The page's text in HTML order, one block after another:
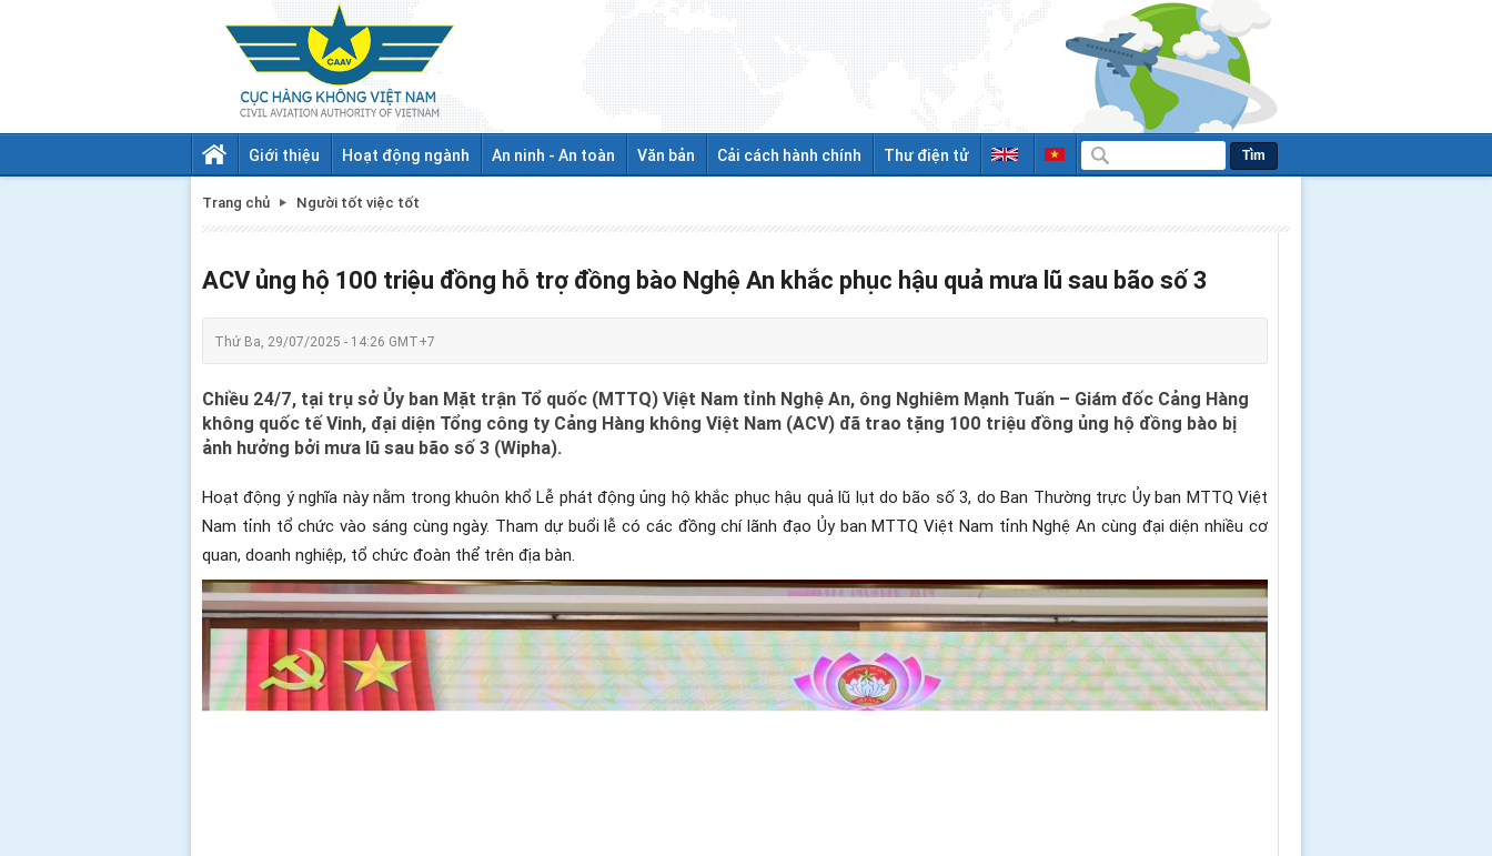
Giới thiệu Hoạt động ngành An ninh - An toàn Văn bản Cải cách hành chính Thư điện tử Tìm
Trang chủ Người tốt việc tốt
ACV ủng hộ 100 triệu đồng hỗ trợ đồng bào Nghệ An khắc phục hậu quả mưa lũ sau bão số 3
Thứ Ba, 29/07/2025 - 14:26 GMT+7
Chiều 24/7, tại trụ sở Ủy ban Mặt trận Tổ quốc (MTTQ) Việt Nam tỉnh Nghệ An, ông Nghiêm Mạnh Tuấn – Giám đốc Cảng Hàng
không quốc tế Vinh, đại diện Tổng công ty Cảng Hàng không Việt Nam (ACV) đã trao tặng 100 triệu đồng ủng hộ đồng bào bị
ảnh hưởng bởi mưa lũ sau bão số 3 (Wipha).
Hoạt động ý nghĩa này nằm trong khuôn khổ Lễ phát động ủng hộ khắc phục hậu quả lũ lụt do bão số 3, do Ban Thường trực Ủy ban MTTQ Việt
Nam tỉnh tổ chức vào sáng cùng ngày. Tham dự buổi lễ có các đồng chí lãnh đạo Ủy ban MTTQ Việt Nam tỉnh Nghệ An cùng đại diện nhiều cơ
quan, doanh nghiệp, tổ chức đoàn thể trên địa bàn.